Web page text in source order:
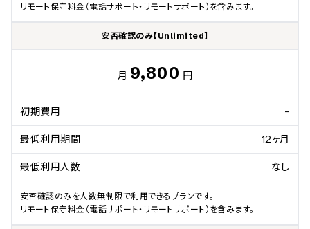
リモート保守料金（電話サポート・リモートサポート）を含みます。
安否確認のみ【Unlimited】
月 9,800 円
初期費用 -
最低利用期間 12ヶ月
最低利用人数 なし
安否確認のみを人数無制限で利用できるプランです。
リモート保守料金（電話サポート・リモートサポート）を含みます。